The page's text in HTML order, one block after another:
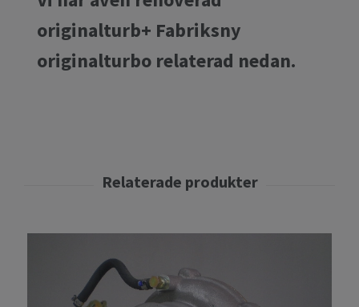
originalturb+ Fabriksny
originalturbo relaterad nedan.